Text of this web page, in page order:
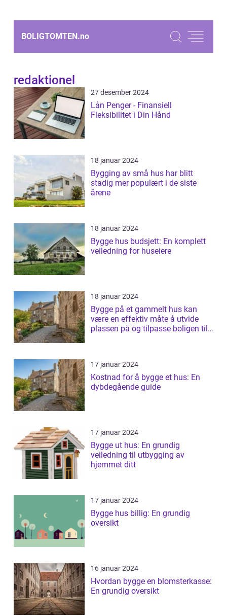
BOLIGTOMTEN.no
redaktionel
27 desember 2024
Lån Penger - Finansiell
Fleksibilitet i Din Hånd
18 januar 2024
Bygging av små hus har blitt
stadig mer populært i de siste
årene
18 januar 2024
Bygge hus budsjett: En komplett
veiledning for huseiere
18 januar 2024
Bygge på et gammelt hus kan
være en effektiv måte å utvide
plassen på og tilpasse boligen til
17 januar 2024
Kostnad for å bygge et hus: En
dybdegående guide
17 januar 2024
Bygge ut hus: En grundig
veiledning til utbygging av
hjemmet ditt
17 januar 2024
Bygge hus billig: En grundig
oversikt
16 januar 2024
Hvordan bygge en blomsterkasse:
En grundig oversikt